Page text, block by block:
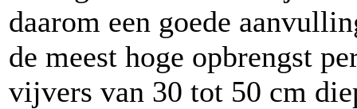
daarom een goede
de meest hoge opbrengst
vijvers van 30 tot 50 cm